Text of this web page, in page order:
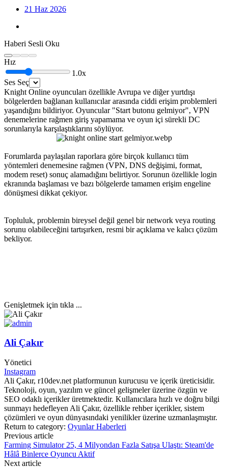
21 Haz 2026
Haberi Sesli Oku
Hız
1.0x
Ses Seç
Knight Online oyuncuları özellikle Avrupa ve diğer yurtdışı
bölgelerden bağlanan kullanıcılar arasında ciddi erişim problemleri
yaşandığını bildiriyor. Oyuncular "Start butonu gelmiyor", VPN
denemelerine rağmen giriş yapamama ve oyun içi sürekli DC
sorunlarıyla karşılaştıklarını söylüyor.
Forumlarda paylaşılan raporlara göre birçok kullanıcı tüm
yöntemleri denemesine rağmen (VPN, DNS değişimi, format,
modem reset) sonuç alamadığını belirtiyor. Sorunun özellikle login
ekranında başlaması ve bazı bölgelerde tamamen erişim engeline
dönüşmesi dikkat çekiyor.
Topluluk, problemin bireysel değil genel bir network veya routing
sorunu olabileceğini tartışırken, resmi bir açıklama ve kalıcı çözüm
bekliyor.
Genişletmek için tıkla ...
Ali Çakır
Yönetici
Instagram
Ali Çakır, r10dev.net platformunun kurucusu ve içerik üreticisidir.
Teknoloji, oyun, yazılım ve güncel gelişmeler üzerine özgün ve
SEO odaklı içerikler üretmektedir. Kullanıcılara hızlı ve doğru bilgi
sunmayı hedefleyen Ali Çakır, özellikle rehber içerikler, sistem
çözümleri ve oyun dünyasındaki yenilikler üzerine uzmanlaşmıştır.
Return to category: Oyunlar Haberleri
Previous article
Farming Simulator 25, 4 Milyondan Fazla Satışa Ulaştı: Steam'de
Hâlâ Binlerce Oyuncu Aktif
Next article